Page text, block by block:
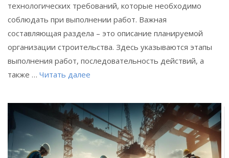
технологических требований, которые необходимо
соблюдать при выполнении работ. Важная
составляющая раздела – это описание планируемой
организации строительства. Здесь указываются этапы
выполнения работ, последовательность действий, а
также … Читать далее